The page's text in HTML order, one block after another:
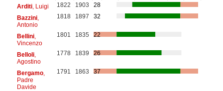
Arditi, Luigi 1822 1903
28
Bazzini,
Antonio
1818 1897 32
Bellini,
Vincenzo
1801 1835 22
Belloli,
Agostino
1778 1839 26
Bergamo,
Padre
Davide
1791 1863 37